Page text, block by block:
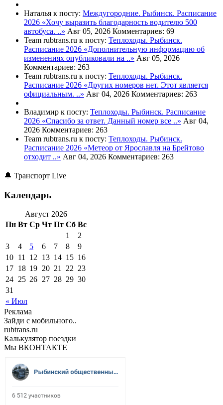
Наталья к посту: Междугородние. Рыбинск. Расписание
2026 «Хочу выразить благодарность водителю 500
автобуса. ..» Авг 05, 2026 Комментариев: 69
Team rubtrans.ru к посту: Теплоходы. Рыбинск.
Расписание 2026 «Дополнительную информацию об
изменениях опубликовали на ..» Авг 05, 2026
Комментариев: 263
Team rubtrans.ru к посту: Теплоходы. Рыбинск.
Расписание 2026 «Других номеров нет. Этот является
официальным. ..» Авг 04, 2026 Комментариев: 263
Владимир к посту: Теплоходы. Рыбинск. Расписание
2026 «Спасибо за ответ. Данный номер все ..» Авг 04,
2026 Комментариев: 263
Team rubtrans.ru к посту: Теплоходы. Рыбинск.
Расписание 2026 «Метеор от Ярославля на Брейтово
отходит ..» Авг 04, 2026 Комментариев: 263
🔔 Транспорт Live
Календарь
Август 2026
Пн Вт Ср Чт Пт Сб Вс
« Июл
1
2
3
4 5 6 7 8
9
10 11 12 13 14 15 16
17 18 19 20 21 22 23
24 25 26 27 28 29 30
31
Реклама
Зайди с мобильного..
rubtrans.ru
Калькулятор поездки
Мы ВКОНТАКТЕ